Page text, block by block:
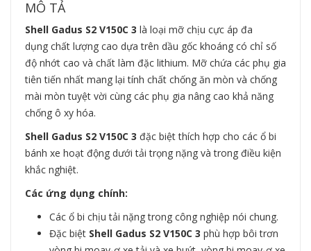
MÔ TẢ
Shell Gadus S2 V150C 3 là loại mỡ chịu cực áp đa
dụng chất lượng cao dựa trên dầu gốc khoáng có chỉ số
độ nhớt cao và chất làm đặc lithium. Mỡ chứa các phụ gia
tiên tiến nhất mang lại tính chất chống ăn mòn và chống
mài mòn tuyệt vời cùng các phụ gia nâng cao khả năng
chống ô xy hóa.
Shell Gadus S2 V150C 3 đặc biệt thích hợp cho các ổ bi
bánh xe hoạt động dưới tải trọng nặng và trong điều kiện
khắc nghiệt.
Các ứng dụng chính:
Các ổ bi chịu tải nặng trong công nghiệp nói chung.
Đặc biệt Shell Gadus S2 V150C 3 phù hợp bôi trơn